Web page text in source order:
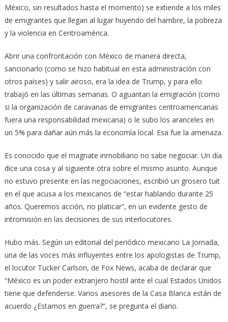
México, sin resultados hasta el momento) se extiende a los miles
de emigrantes que llegan al lugar huyendo del hambre, la pobreza
y la violencia en Centroamérica.
Abrir una confrontación con México de manera directa,
sancionarlo (como se hizo habitual en esta administración con
otros países) y salir airoso, era la idea de Trump, y para ello
trabajó en las últimas semanas. O aguantan la emigración (como
si la organización de caravanas de emigrantes centroamericanas
fuera una responsabilidad mexicana) o le subo los aranceles en
un 5% para dañar aún más la economía local. Esa fue la amenaza.
Es conocido que el magnate inmobiliario no sabe negociar. Un día
dice una cosa y al siguiente otra sobre el mismo asunto. Aunque
no estuvo presente en las negociaciones, escribió un grosero tuit
en el que acusa a los mexicanos de “estar hablando durante 25
años. Queremos acción, no platicar”, en un evidente gesto de
intromisión en las decisiones de sus interlocutores.
Hubo más. Según un editorial del periódico mexicano La Jornada,
una de las voces más influyentes entre los apologistas de Trump,
el locutor Tucker Carlson, de Fox News, acaba de declarar que
“México es un poder extranjero hostil ante el cual Estados Unidos
tiene que defenderse. Varios asesores de la Casa Blanca están de
acuerdo ¿Estamos en guerra?”, se pregunta el diario.